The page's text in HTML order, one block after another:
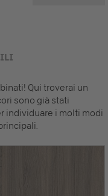
Qui troverai un
sono già stati
individuare i molti modi